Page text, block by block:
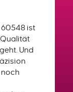
60548 ist
Qualität
Und
noch